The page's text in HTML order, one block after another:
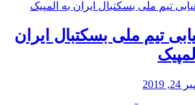
تیم ملی بسکتبال ایران